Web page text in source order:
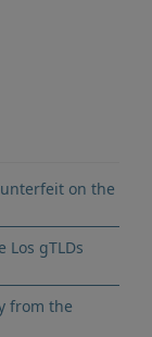
on the
Los gTLDs
from the